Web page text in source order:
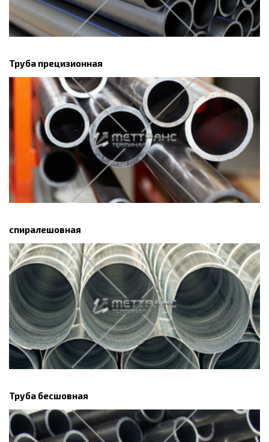
Труба прецизионная
спиралешовная
Труба бесшовная